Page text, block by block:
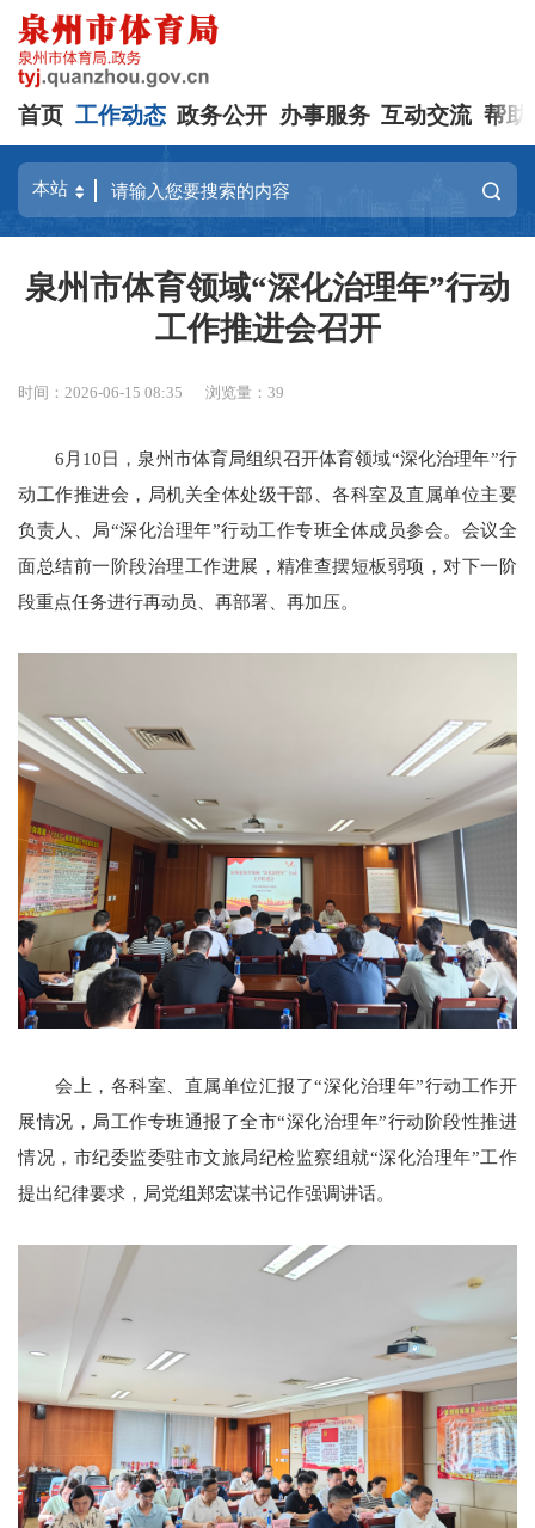
首页 工作动态 政务公开 办事服务 互动交流 帮助
泉州市体育领域“深化治理年”行动
工作推进会召开
时间：2026-06-15 08:35 浏览量：39
6月10日，泉州市体育局组织召开体育领域“深化治理年”行
动工作推进会，局机关全体处级干部、各科室及直属单位主要
负责人、局“深化治理年”行动工作专班全体成员参会。会议全
面总结前一阶段治理工作进展，精准查摆短板弱项，对下一阶
段重点任务进行再动员、再部署、再加压。
会上，各科室、直属单位汇报了“深化治理年”行动工作开
展情况，局工作专班通报了全市“深化治理年”行动阶段性推进
情况，市纪委监委驻市文旅局纪检监察组就“深化治理年”工作
提出纪律要求，局党组郑宏谋书记作强调讲话。